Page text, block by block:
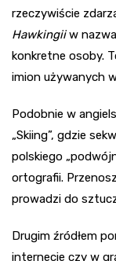
rzeczywiście
Hawkingiiw
konkretne osoby.
imion używanych
Podobnie w
„Skiing”, gdzie
polskiego
ortografii.
prowadzi do
Drugim źródłem
internecie czy w